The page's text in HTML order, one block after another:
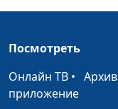
плохо?
Можно ли
человека?
Посмотреть
Онлайн ТВ •
приложение